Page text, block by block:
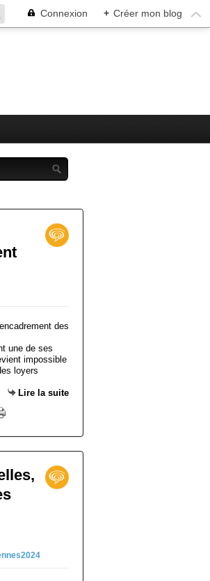
Connexion + Créer mon blog
une de ses
impossible
loyers
Lire la suite